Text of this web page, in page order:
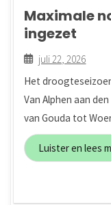
Maximale
ingezet
juli 22, 2026
Het
Van Alphen aan
van Gouda tot
Luister en lees